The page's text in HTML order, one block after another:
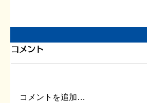
1200件目、書いている本の
こと
コメント
コメントを追加…